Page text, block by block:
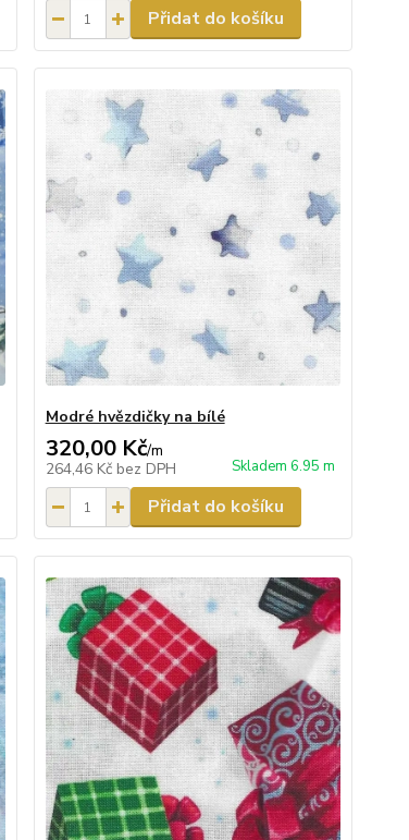
Přidat do košíku
Modré hvězdičky na bílé
320,00 Kč/m
264,46 Kč bez DPH Skladem 6.95 m
Přidat do košíku